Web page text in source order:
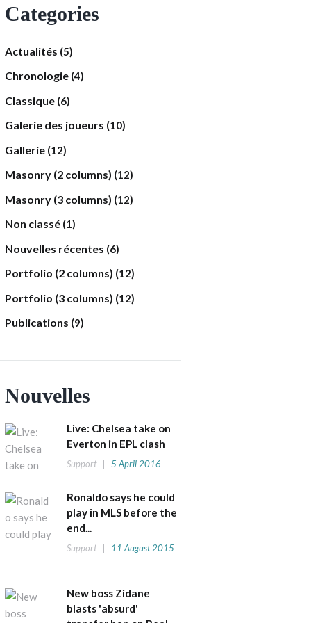
Categories
Actualités (5)
Chronologie (4)
Classique (6)
Galerie des joueurs (10)
Gallerie (12)
Masonry (2 columns) (12)
Masonry (3 columns) (12)
Non classé (1)
Nouvelles récentes (6)
Portfolio (2 columns) (12)
Portfolio (3 columns) (12)
Publications (9)
Nouvelles
Live: Chelsea take on
Everton in EPL clash
Support 5 April 2016
Ronaldo says he could
play in MLS before the
end...
Support 11 August 2015
New boss Zidane
blasts 'absurd'